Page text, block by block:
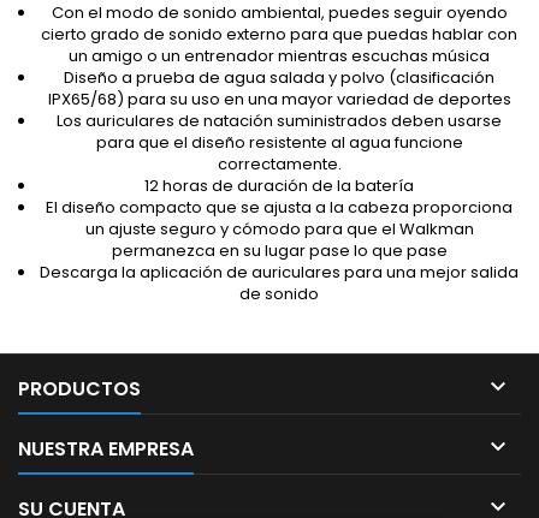
Con el modo de sonido ambiental, puedes seguir oyendo
cierto grado de sonido externo para que puedas hablar con
un amigo o un entrenador mientras escuchas música
Diseño a prueba de agua salada y polvo (clasificación
IPX65/68) para su uso en una mayor variedad de deportes
Los auriculares de natación suministrados deben usarse
para que el diseño resistente al agua funcione
correctamente.
12 horas de duración de la batería
El diseño compacto que se ajusta a la cabeza proporciona
un ajuste seguro y cómodo para que el Walkman
permanezca en su lugar pase lo que pase
Descarga la aplicación de auriculares para una mejor salida
de sonido
PRODUCTOS 
NUESTRA EMPRESA 
SU CUENTA 